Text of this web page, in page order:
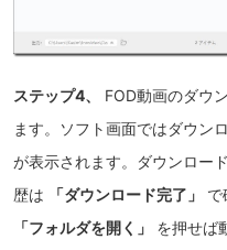
ステップ4、
FOD動画のダウ
ます。ソフト画面ではダウン
が表示されます。ダウンロー
歴は
「ダウンロード完了」
で
「フォルダを開く」
を押せば